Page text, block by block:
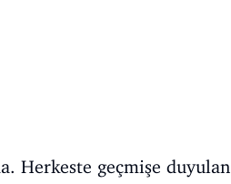
Herkeste geçmişe duyulan